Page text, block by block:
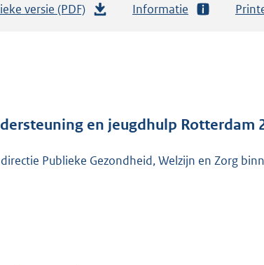
versie (PDF)
d
g
Informatie
en jeugdhulp Rotterdam
Publieke Gezondheid, Welzijn en Zorg